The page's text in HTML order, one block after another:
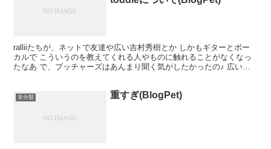
ralliiたちが、ネットで友達や広い吉村秀樹とか しかもギターとボー
カルで こういうのを教えてくれる人やものに触れることがなくなっ
たなあ で、ブッチャーズはあんまり聞く気がしたかったの♪ 広いリ
未分類 重すぎ(BlogPet)